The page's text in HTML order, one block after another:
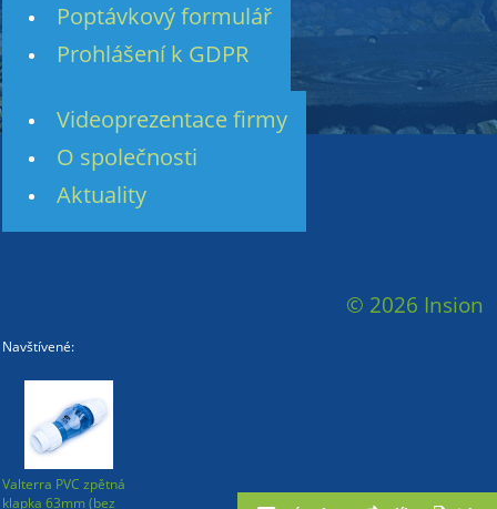
Poptávkový formulář
Prohlášení k GDPR
Videoprezentace firmy
O společnosti
Aktuality
© 2026 Insion
Navštívené:
Valterra PVC zpětná
klapka 63mm (bez